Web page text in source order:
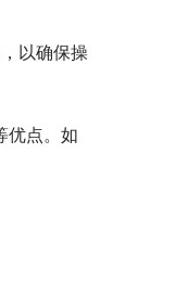
以确保操
优点。如